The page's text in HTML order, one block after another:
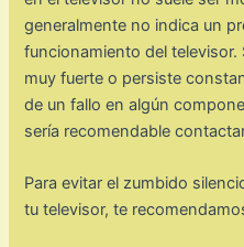
generalmente no indica un
funcionamiento del televisor.
muy fuerte o persiste
de un fallo en algún
sería recomendable
Para evitar el zumbido
tu televisor, te